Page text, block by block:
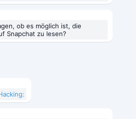
ob es möglich ist, die
Snapchat zu lesen?